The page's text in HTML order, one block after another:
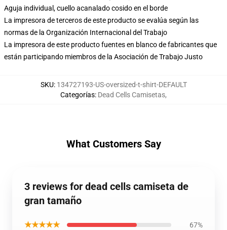
Aguja individual, cuello acanalado cosido en el borde
La impresora de terceros de este producto se evalúa según las
normas de la Organización Internacional del Trabajo
La impresora de este producto fuentes en blanco de fabricantes que
están participando miembros de la Asociación de Trabajo Justo
SKU: 134727193-US-oversized-t-shirt-DEFAULT
Categorías: Dead Cells Camisetas,
What Customers Say
3 reviews for dead cells camiseta de
gran tamaño
★★★★★ 67%